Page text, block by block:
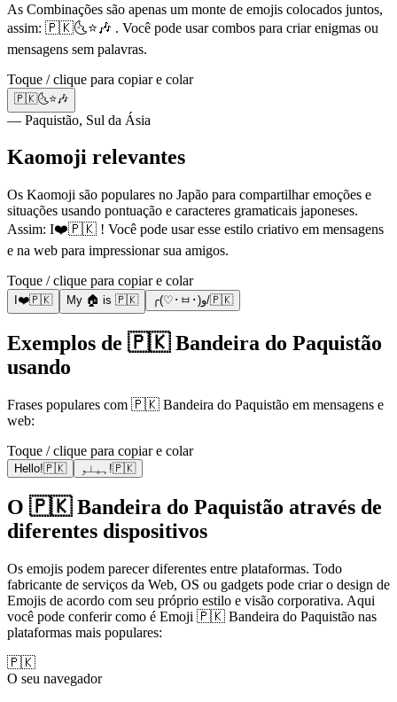
As Combinações são apenas um monte de emojis colocados juntos,
assim: 🇵🇰🌜⭐🎶 . Você pode usar combos para criar enigmas ou
mensagens sem palavras.
Toque / clique para copiar e colar
🇵🇰🌜⭐🎶
— Paquistão, Sul da Ásia
Kaomoji relevantes
Os Kaomoji são populares no Japão para compartilhar emoções e
situações usando pontuação e caracteres gramaticais japoneses.
Assim: I❤️🇵🇰 ! Você pode usar esse estilo criativo em mensagens
e na web para impressionar sua amigos.
Toque / clique para copiar e colar
I❤️🇵🇰 My 🏠 is 🇵🇰 ╭(♡･ㅂ･)و/🇵🇰
Exemplos de 🇵🇰 Bandeira do Paquistão
usando
Frases populares com 🇵🇰 Bandeira do Paquistão em mensagens e
web:
Toque / clique para copiar e colar
Hello!🇵🇰 ہیلو!🇵🇰
O 🇵🇰 Bandeira do Paquistão através de
diferentes dispositivos
Os emojis podem parecer diferentes entre plataformas. Todo
fabricante de serviços da Web, OS ou gadgets pode criar o design de
Emojis de acordo com seu próprio estilo e visão corporativa. Aqui
você pode conferir como é Emoji 🇵🇰 Bandeira do Paquistão nas
plataformas mais populares:
🇵🇰
O seu navegador